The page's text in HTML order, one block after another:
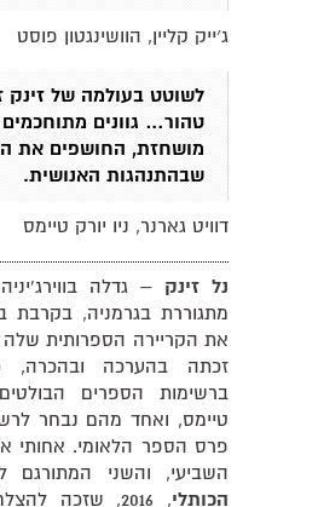
ג׳ייק קליין, הוושינגטון פוסט
לשוטט בעולמה של זינק
טהור… גוונים מתוחכמים
מושחזת, החושפים את
שבהתנהגות האנושית.
דוויט גארנר, ניו יורק טיימס
נל זינק – גדלה
מתגוררת בגרמניה, בקרבת
זכתה בהערכה ובהכרה,
ברשימות הספרים
טיימס, ואחד מהם נבחר
פרס הספר הלאומי. אחותי
השביעי, והשני המתורגם
הכותלי
, 2016, שזכה